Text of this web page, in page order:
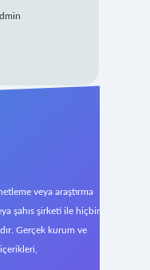
veya araştırma
şahıs şirketi ile hiçbir
Gerçek kurum ve